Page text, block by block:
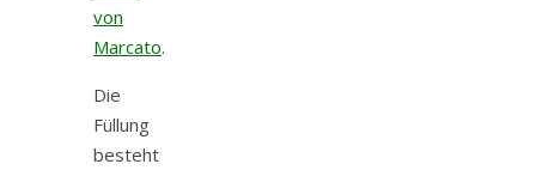
von
Marcato.
Die
Füllung
besteht